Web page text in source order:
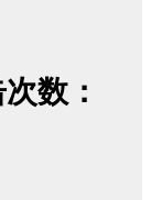
数：